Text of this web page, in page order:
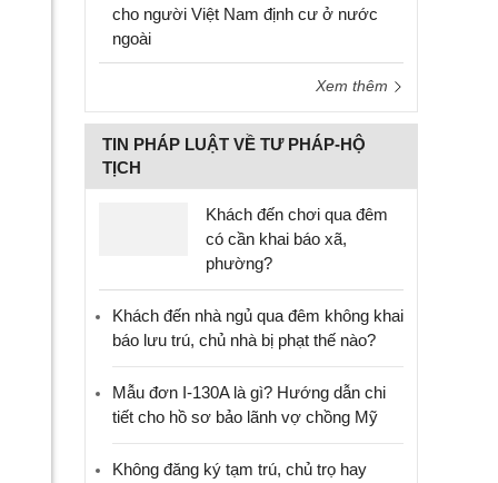
cho người Việt Nam định cư ở nước
ngoài
Xem thêm
TIN PHÁP LUẬT VỀ TƯ PHÁP-HỘ
TỊCH
Khách đến chơi qua đêm
có cần khai báo xã,
phường?
Khách đến nhà ngủ qua đêm không khai
báo lưu trú, chủ nhà bị phạt thế nào?
Mẫu đơn I-130A là gì? Hướng dẫn chi
tiết cho hồ sơ bảo lãnh vợ chồng Mỹ
Không đăng ký tạm trú, chủ trọ hay